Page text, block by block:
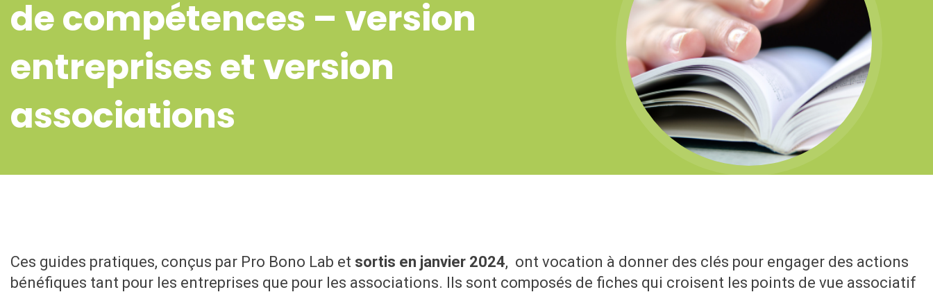
de compétences – version
entreprises et version
associations
Ces guides pratiques, conçus par Pro Bono Lab et sortis en janvier 2024, ont vocation à donner des clés pour engager des actions
bénéfiques tant pour les entreprises que pour les associations. Ils sont composés de fiches qui croisent les points de vue associatif